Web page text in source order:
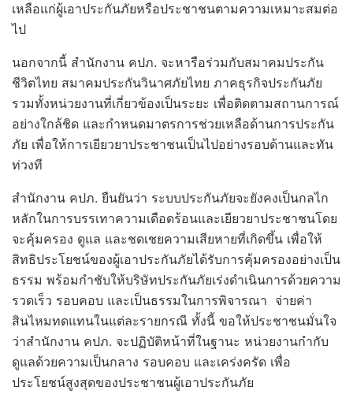
เหลือแก่ผู้เอาประกันภัยหรือประชาชนตามความเหมาะสมต่อ
ไป
นอกจากนี้ สำนักงาน คปภ. จะหารือร่วมกับสมาคมประกัน
ชีวิตไทย สมาคมประกันวินาศภัยไทย ภาคธุรกิจประกันภัย
รวมทั้งหน่วยงานที่เกี่ยวข้องเป็นระยะ เพื่อติดตามสถานการณ์
อย่างใกล้ชิด และกำหนดมาตรการช่วยเหลือด้านการประกัน
ภัย เพื่อให้การเยียวยาประชาชนเป็นไปอย่างรอบด้านและทัน
ท่วงที
สำนักงาน คปภ. ยืนยันว่า ระบบประกันภัยจะยังคงเป็นกลไก
หลักในการบรรเทาความเดือดร้อนและเยียวยาประชาชนโดย
จะคุ้มครอง ดูแล และชดเชยความเสียหายที่เกิดขึ้น เพื่อให้
สิทธิประโยชน์ของผู้เอาประกันภัยได้รับการคุ้มครองอย่างเป็น
ธรรม พร้อมกำชับให้บริษัทประกันภัยเร่งดำเนินการด้วยความ
รวดเร็ว รอบคอบ และเป็นธรรมในการพิจารณา จ่ายค่า
สินไหมทดแทนในแต่ละรายกรณี ทั้งนี้ ขอให้ประชาชนมั่นใจ
ว่าสำนักงาน คปภ. จะปฏิบัติหน้าที่ในฐานะ หน่วยงานกำกับ
ดูแลด้วยความเป็นกลาง รอบคอบ และเคร่งครัด เพื่อ
ประโยชน์สูงสุดของประชาชนผู้เอาประกันภัย